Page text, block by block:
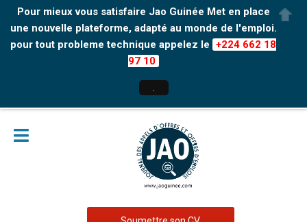
Pour mieux vous satisfaire Jao Guinée Met en place
une nouvelle plateforme, adapté au monde de l'emploi.
pour tout probleme technique appelez le +224 662 18
97 10